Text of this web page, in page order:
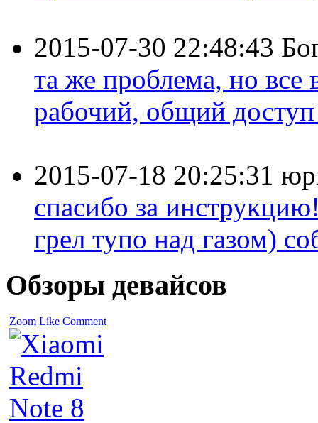
2015-07-30 22:48:43
та же проблема, но все
рабочий, общий доступ
2015-07-18 20:25:31
спасибо за
грел тупо над газом)
Обзоры девайсов
Zoom Like Comment